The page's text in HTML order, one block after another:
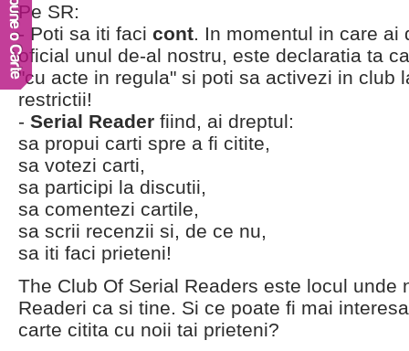
Pe SR:
- Poti sa iti faci cont. In momentul in care ai
oficial unul de-al nostru, este declaratia ta
"cu acte in regula" si poti sa activezi in club
restrictii!
- Serial Reader fiind, ai dreptul:
sa propui carti spre a fi citite,
sa votezi carti,
sa participi la discutii,
sa comentezi cartile,
sa scrii recenzii si, de ce nu,
sa iti faci prieteni!
The Club Of Serial Readers este locul unde
Readeri ca si tine. Si ce poate fi mai
carte citita cu noii tai prieteni?